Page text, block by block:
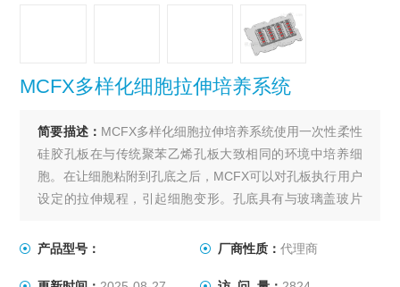
MCFX多样化细胞拉伸培养系统
简要描述： MCFX多样化细胞拉伸培养系统使用一次性柔性
硅胶孔板在与传统聚苯乙烯孔板大致相同的环境中培养细
胞。在让细胞粘附到孔底之后，MCFX可以对孔板执行用户
设定的拉伸规程，引起细胞变形。孔底具有与玻璃盖玻片
可以灭菌，并且系统适合在实验室培养箱中进行长期细胞
产品型号： 厂商性质： 代理商